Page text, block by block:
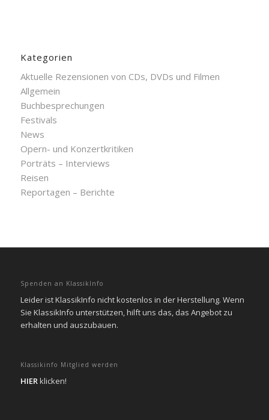
Kategorien
Aktuelle Rezensionen von CDs, DVDs und Filmen
Allgemein
Buchbesprechungen
Festivals
News
Opern- und Konzertkritiken
Porträts – Interviews
Reisen
Reportagen – Berichte
Spenden an KlassikInfo
Leider ist KlassikInfo nicht kostenlos in der Herstellung. Wenn
Sie KlassikInfo unterstützen, hilft uns das, das Angebot zu
erhalten und auszubauen.
Klassikinfo Mitglied werden
HIERklicken!